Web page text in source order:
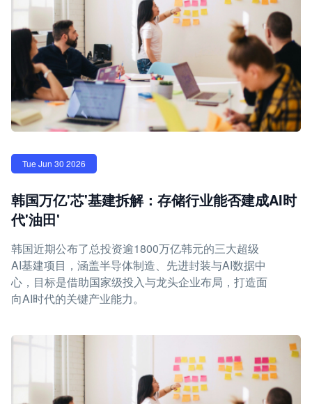
Tue Jun 30 2026
韩国万亿'芯'基建拆解：存储行业能否建成AI时
代'油田'
韩国近期公布了总投资逾1800万亿韩元的三大超级
AI基建项目，涵盖半导体制造、先进封装与AI数据中
心，目标是借助国家级投入与龙头企业布局，打造面
向AI时代的关键产业能力。